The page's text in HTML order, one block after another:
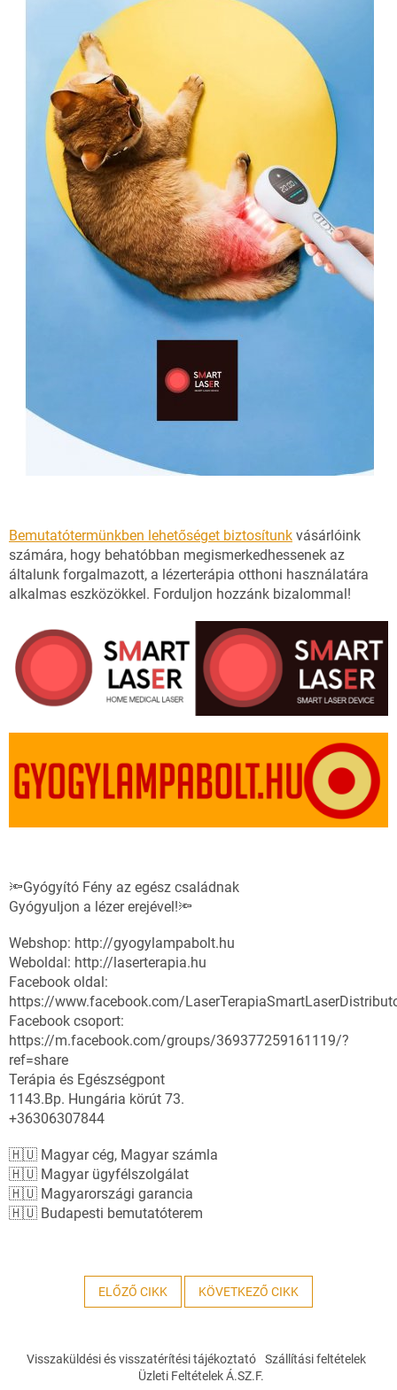
Bemutatótermünkben lehetőséget biztosítunk vásárlóink
számára, hogy behatóbban megismerkedhessenek az
általunk forgalmazott, a lézerterápia otthoni használatára
alkalmas eszközökkel. Forduljon hozzánk bizalommal!
🔦Gyógyító Fény az egész családnak
Gyógyuljon a lézer erejével!🔦
Webshop: http://gyogylampabolt.hu
Weboldal: http://laserterapia.hu
Facebook oldal:
https://www.facebook.com/
Facebook csoport:
https://m.facebook.com/groups/369377259161119/?
ref=share
Terápia és Egészségpont
1143.Bp. Hungária körút 73.
+36306307844
🇭🇺 Magyar cég, Magyar számla
🇭🇺 Magyar ügyfélszolgálat
🇭🇺 Magyarországi garancia
🇭🇺 Budapesti bemutatóterem
ELŐZŐ CIKK KÖVETKEZŐ CIKK
Visszaküldési és visszatérítési tájékoztató
Szállítási feltételek
Üzleti Feltételek Á.SZ.F.